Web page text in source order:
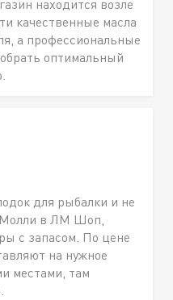
находится возле
качественные масла
а профессиональные
оптимальный
для рыбалки и не
Молли в ЛМ Шоп,
с запасом. По цене
на нужное
местами, там